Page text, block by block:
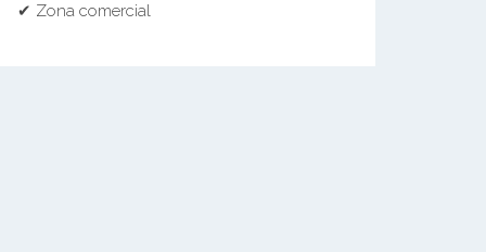
✔ Zona comercial